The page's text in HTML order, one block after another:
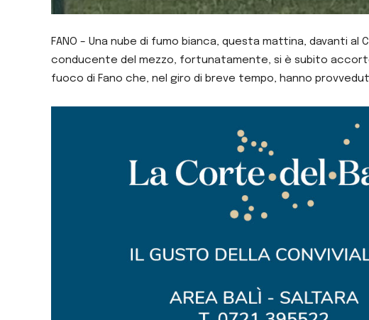
FANO – Una nube di fumo bianca, questa mattina, davanti
conducente del mezzo, fortunatamente, si è subito
fuoco di Fano che, nel giro di breve tempo, hanno